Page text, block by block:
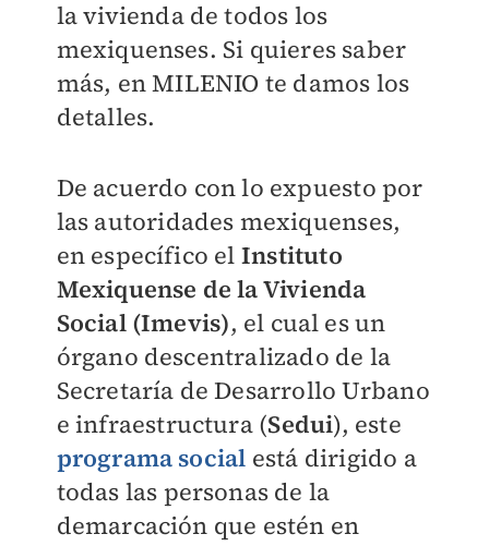
la vivienda de todos los
mexiquenses. Si quieres saber
más, enMILENIO te damos los
detalles.
De acuerdo con lo expuesto por
las autoridades mexiquenses,
en específico el Instituto
Mexiquense de la Vivienda
Social (Imevis), el cual es un
órgano descentralizado de la
Secretaría de Desarrollo Urbano
e infraestructura (Sedui), este
programa social está dirigido a
todas las personas de la
demarcación que estén en